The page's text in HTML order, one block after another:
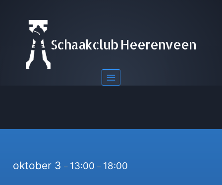
Schaakclub Heerenveen
oktober 3 – 13:00 – 18:00